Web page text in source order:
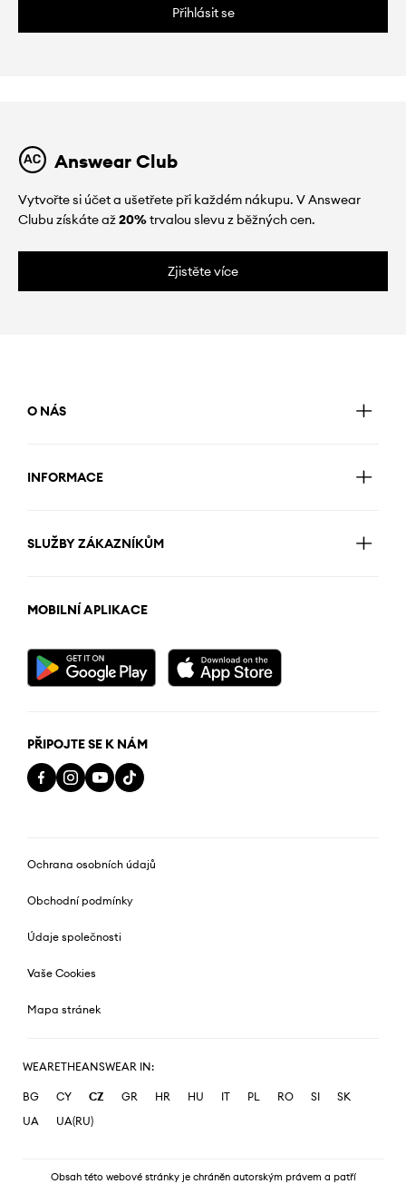
Přihlásit se
Answear Club
Vytvořte si účet a ušetřete při každém nákupu. V Answear
Clubu získáte až20%trvalou slevu z běžných cen.
Zjistěte více
O NÁS
INFORMACE
SLUŽBY ZÁKAZNÍKŮM
MOBILNÍ APLIKACE
PŘIPOJTE SE K NÁM
Ochrana osobních údajů
Obchodní podmínky
Údaje společnosti
Vaše Cookies
Mapa stránek
WEARETHEANSWEAR IN:
BG CY CZ GR HR HU IT PL RO SI
SK
UA
UA(RU)
Obsah této webové stránky je chráněn autorským právem a patří